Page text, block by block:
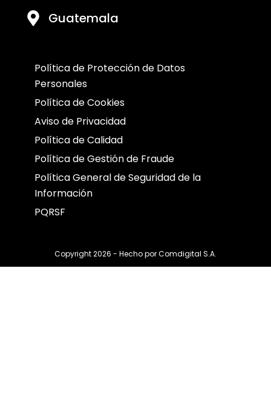
Guatemala
Política de Protección de Datos
Personales
Política de Cookies
Aviso de Privacidad
Política de Calidad
Política de Gestión de Fraude
Política General de Seguridad de la
Información
PQRSF
Copyright 2026 - Hecho porComdigital S.A.